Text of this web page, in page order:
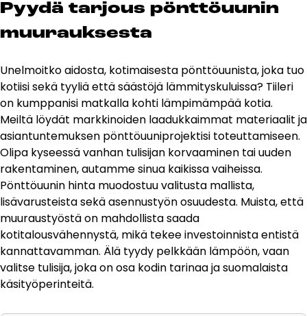
Pyy­dä tar­jous pönt­töuu­nin
muu­rauk­ses­ta
Unelmoitko aidosta, kotimaisesta pönttöuunista, joka tuo
kotiisi sekä tyyliä että säästöjä lämmityskuluissa? Tiileri
on kumppanisi matkalla kohti lämpimämpää kotia.
Meiltä löydät markkinoiden laadukkaimmat materiaalit ja
asiantuntemuksen pönttöuuniprojektisi toteuttamiseen.
Olipa kyseessä vanhan tulisijan korvaaminen tai uuden
rakentaminen, autamme sinua kaikissa vaiheissa.
Pönttöuunin hinta muodostuu valitusta mallista,
lisävarusteista sekä asennustyön osuudesta. Muista, että
muuraustyöstä on mahdollista saada
kotitalousvähennystä, mikä tekee investoinnista entistä
kannattavamman. Älä tyydy pelkkään lämpöön, vaan
valitse tulisija, joka on osa kodin tarinaa ja suomalaista
käsityöperinteitä.